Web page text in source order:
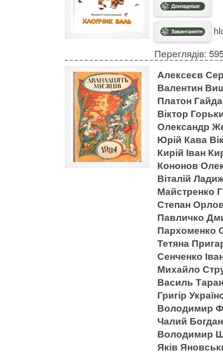
Переглядів:
Алексеєв
Валентин
Платон
Віктор
Олександр
Юрій Кава
Кирій Іван
Кононов
Віталій
Майстренко
Степан
Павличко
Пархоменко
Тетяна
Сенченко
Михайло
Василь
Григір
Володимир
Чалий
Володимир
Яків